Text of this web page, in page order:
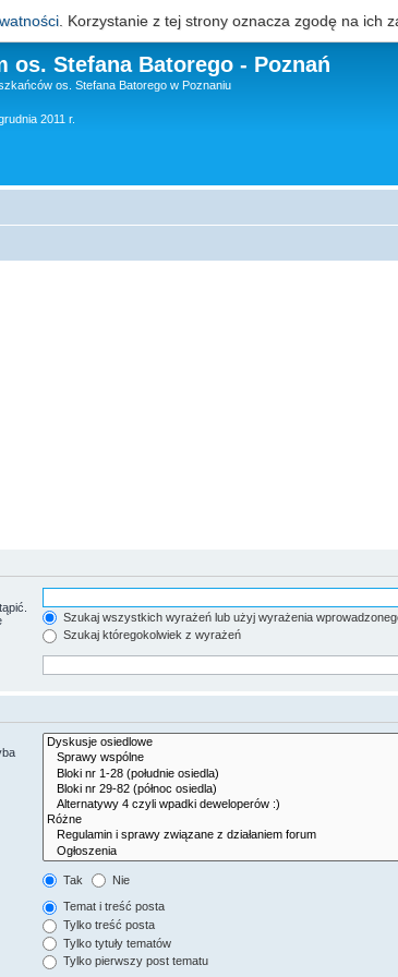
os. Stefana Batorego - Poznań
os. Stefana Batorego w Poznaniu
2011 r.
Szukaj wszystkich wyrażeń lub użyj wyrażenia
Szukaj któregokolwiek z wyrażeń
Tak Nie
Temat i treść posta
Tylko treść posta
Tylko tytuły tematów
Tylko pierwszy post tematu
. Korzystanie z tej strony oznacza zgodę na ich